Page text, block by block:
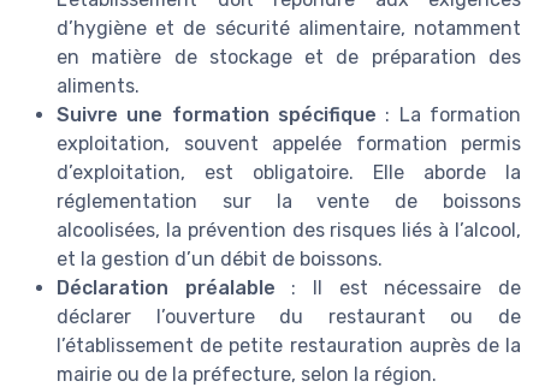
d’hygiène et de sécurité alimentaire, notamment
en matière de stockage et de préparation des
aliments.
Suivre une formation spécifique : La formation
exploitation, souvent appelée formation permis
d’exploitation, est obligatoire. Elle aborde la
réglementation sur la vente de boissons
alcoolisées, la prévention des risques liés à l’alcool,
et la gestion d’un débit de boissons.
Déclaration préalable : Il est nécessaire de
déclarer l’ouverture du restaurant ou de
l’établissement de petite restauration auprès de la
mairie ou de la préfecture, selon la région.